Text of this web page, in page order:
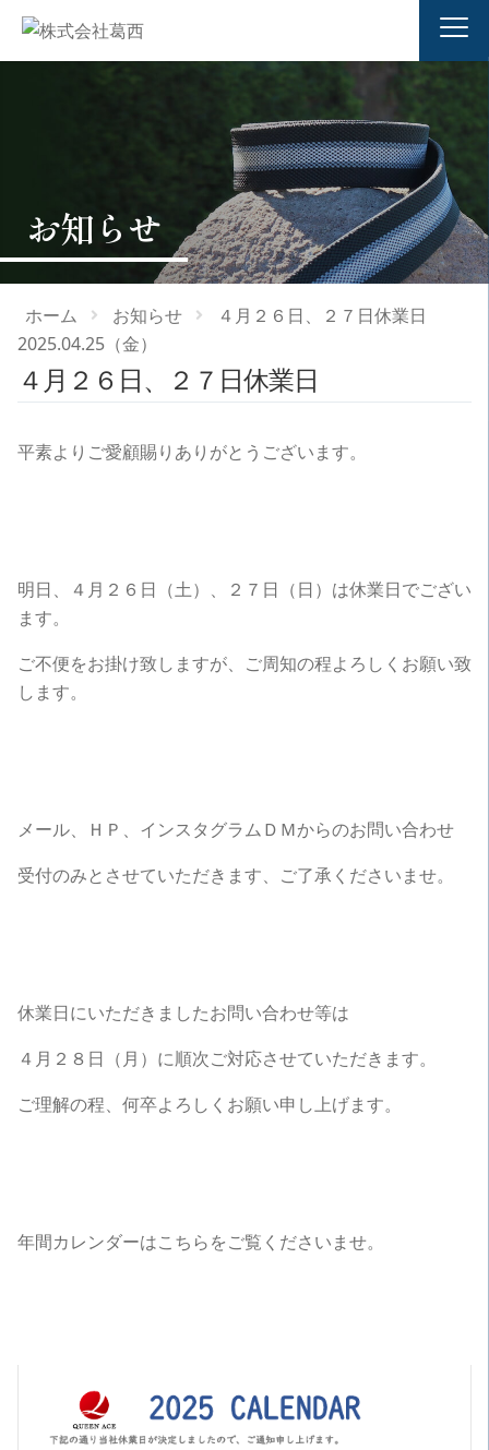
お知らせ
ホーム お知らせ
４月２６日、２７日休業日
2025.04.25（金）
４月２６日、２７日休業日
平素よりご愛顧賜りありがとうございます。
明日、４月２６日（土）、２７日（日）は休業日でござい
ます。
ご不便をお掛け致しますが、ご周知の程よろしくお願い致
します。
メール、ＨＰ、インスタグラムＤＭからのお問い合わせ
受付のみとさせていただきます、ご了承くださいませ。
休業日にいただきましたお問い合わせ等は
４月２８日（月）に順次ご対応させていただきます。
ご理解の程、何卒よろしくお願い申し上げます。
年間カレンダーはこちらをご覧くださいませ。